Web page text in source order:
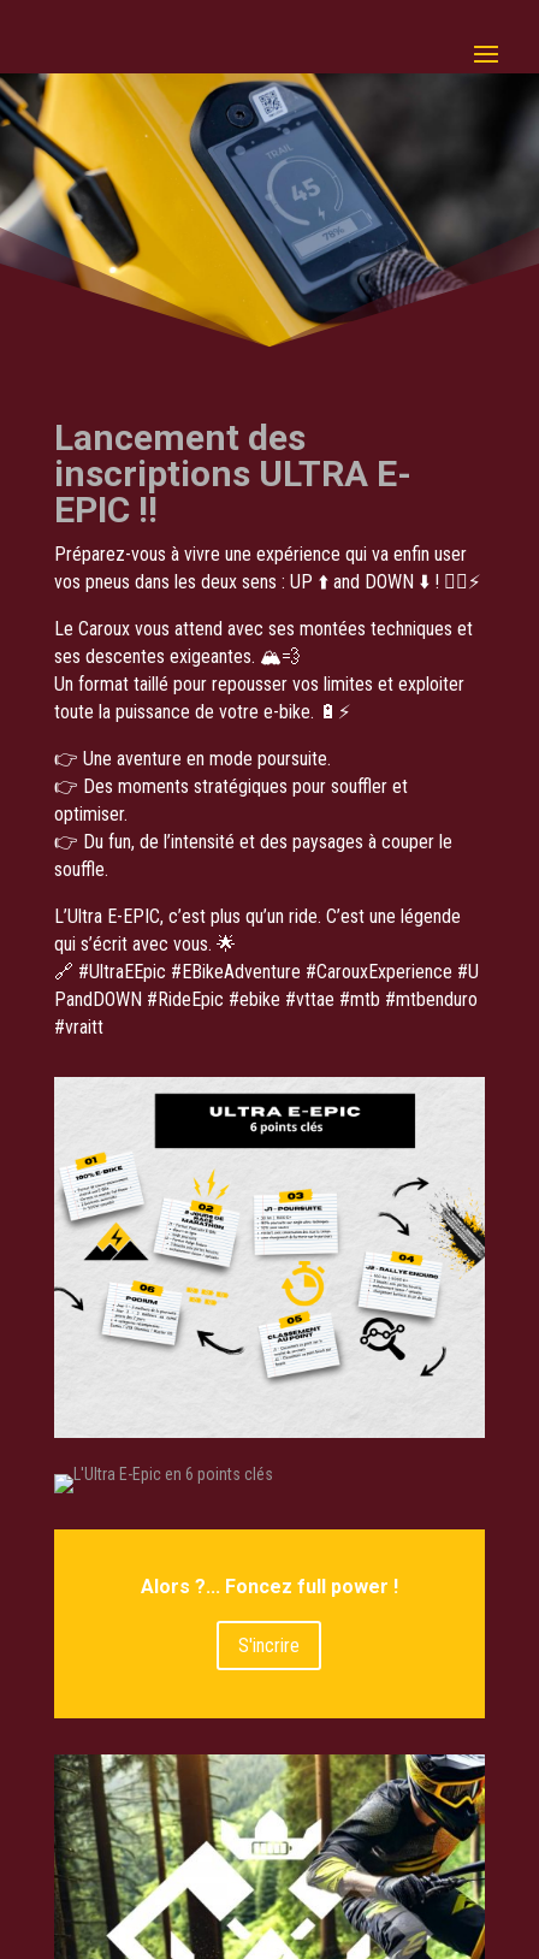
Lancement des
inscriptions ULTRA E-
EPIC !!
Préparez-vous à vivre une expérience qui va enfin user
vos pneus dans les deux sens : UP ⬆️ and DOWN ⬇️ ! 🚵‍♂️⚡
Le Caroux vous attend avec ses montées techniques et
ses descentes exigeantes. 🏔️💨
Un format taillé pour repousser vos limites et exploiter
toute la puissance de votre e-bike. 🔋⚡
👉 Une aventure en mode poursuite.
👉 Des moments stratégiques pour souffler et
optimiser.
👉 Du fun, de l’intensité et des paysages à couper le
souffle.
L’Ultra E-EPIC, c’est plus qu’un ride. C’est une légende
qui s’écrit avec vous. 🌟
🔗 #UltraEEpic #EBikeAdventure #CarouxExperience #U
PandDOWN #RideEpic #ebike #vttae #mtb #mtbenduro
#vraitt
Alors ?... Foncez full power !
S'incrire